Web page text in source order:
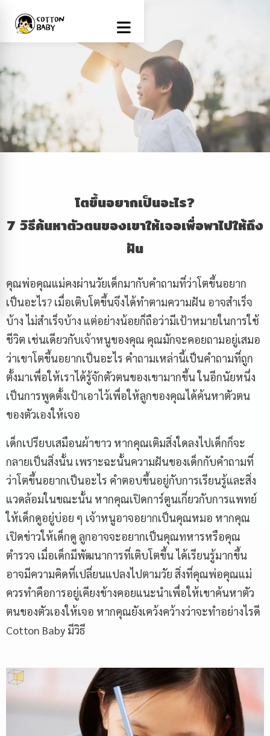
โตขึ้นอยากเป็นอะไร?
7 วิธีค้นหาตัวตนของเขาให้เจอเพื่อพาไปให้ถึง
ฝัน
คุณพ่อคุณแม่คงผ่านวัยเด็กมากับคำถามที่ว่าโตขึ้นอยาก
เป็นอะไร? เมื่อเติบโตขึ้นจึงได้ทำตามความฝัน อาจสำเร็จ
บ้าง ไม่สำเร็จบ้าง แต่อย่างน้อยก็ถือว่ามีเป้าหมายในการใช้
ชีวิต เช่นเดียวกับเจ้าหนูของคุณ คุณมักจะคอยถามอยู่เสมอ
ว่าเขาโตขึ้นอยากเป็นอะไร คำถามเหล่านี้เป็นคำถามที่ถูก
ตั้งมาเพื่อให้เราได้รู้จักตัวตนของเขามากขึ้น ในอีกนัยหนึ่ง
เป็นการพูดตั้งเป้าเอาไว้เพื่อให้ลูกของคุณได้ค้นหาตัวตน
ของตัวเองให้เจอ
เด็กเปรียบเสมือนผ้าขาว หากคุณเติมสิ่งใดลงไปเด็กก็จะ
กลายเป็นสิ่งนั้น เพราะฉะนั้นความฝันของเด็กกับคำถามที่
ว่าโตขึ้นอยากเป็นอะไร คำตอบขึ้นอยู่กับการเรียนรู้และสิ่ง
แวดล้อมในขณะนั้น หากคุณเปิดการ์ตูนเกี่ยวกับการแพทย์
ให้เด็กดูอยู่บ่อย ๆ เจ้าหนูอาจอยากเป็นคุณหมอ หากคุณ
เปิดข่าวให้เด็กดู ลูกอาจจะอยากเป็นคุณทหารหรือคุณ
ตำรวจ เมื่อเด็กมีพัฒนาการที่เติบโตขึ้น ได้เรียนรู้มากขึ้น
อาจมีความคิดที่เปลี่ยนแปลงไปตามวัย สิ่งที่คุณพ่อคุณแม่
ควรทำคือการอยู่เคียงข้างคอยแนะนำเพื่อให้เขาค้นหาตัว
ตนของตัวเองให้เจอ หากคุณยังเคว้งคว้างว่าจะทำอย่างไรดี
Cotton Baby มีวิธี